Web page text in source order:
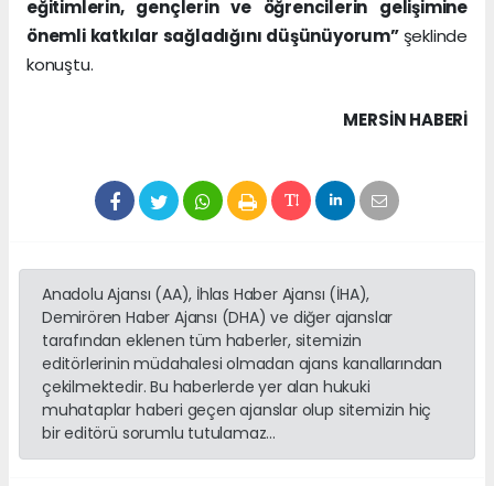
eğitimlerin, gençlerin ve öğrencilerin gelişimine
önemli katkılar sağladığını düşünüyorum” şeklinde
konuştu.
MERSIN HABERİ
Anadolu Ajansı (AA), İhlas Haber Ajansı (İHA),
Demirören Haber Ajansı (DHA) ve diğer ajanslar
tarafından eklenen tüm haberler, sitemizin
editörlerinin müdahalesi olmadan ajans kanallarından
çekilmektedir. Bu haberlerde yer alan hukuki
muhataplar haberi geçen ajanslar olup sitemizin hiç
bir editörü sorumlu tutulamaz...